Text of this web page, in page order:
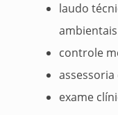
laudo
controle
exame